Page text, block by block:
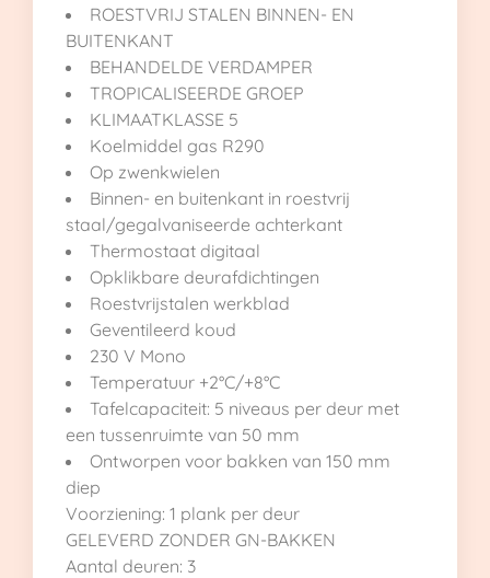
ROESTVRIJ STALEN BINNEN- EN
BUITENKANT
BEHANDELDE VERDAMPER
TROPICALISEERDE GROEP
KLIMAATKLASSE 5
Koelmiddel gas R290
Op zwenkwielen
Binnen- en buitenkant in roestvrij
staal/gegalvaniseerde achterkant
Thermostaat digitaal
Opklikbare deurafdichtingen
Roestvrijstalen werkblad
Geventileerd koud
230 V Mono
Temperatuur +2°C/+8°C
Tafelcapaciteit: 5 niveaus per deur met
een tussenruimte van 50 mm
Ontworpen voor bakken van 150 mm
diep
Voorziening: 1 plank per deur
GELEVERD ZONDER GN-BAKKEN
Aantal deuren: 3